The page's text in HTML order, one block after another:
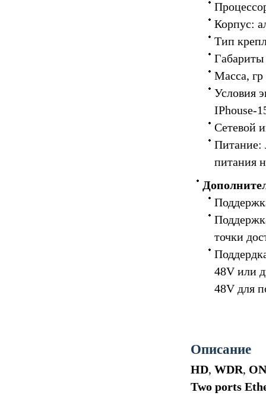
Корпус:
Тип
Масса, гр
Условия
IPhouse-
Сетевой
Питание:
питания
точки
48V или
48V для
Описание
HD, WDR,
Two ports